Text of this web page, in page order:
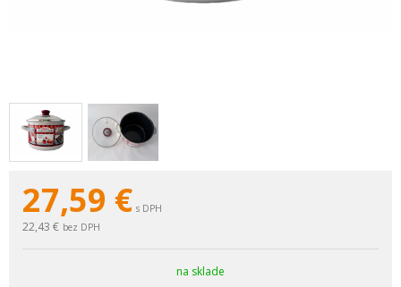
27,59 € s DPH
22,43 € bez DPH
na sklade